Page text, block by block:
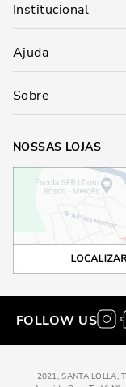
Institucional
Ajuda
Sobre
NOSSAS LOJAS
FOLLOW US
2021, SANTA LOLLA,